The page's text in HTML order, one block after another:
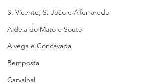
S. Vicente, S. João e Alferrarede
Aldeia do Mato e Souto
Alvega e Concavada
Bemposta
Carvalhal